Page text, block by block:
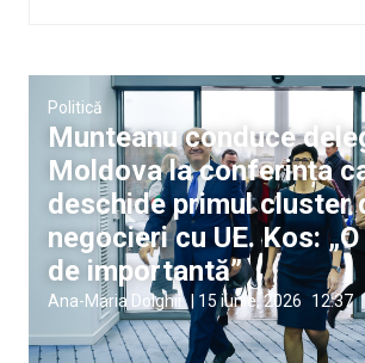
Politică
Munteanu conduce
Moldova la conferința
deschide primul cluster
negocieri cu UE. Kos:
de importantă”
Ana-Maria Dolghii | 15 iunie, 2026 12:37